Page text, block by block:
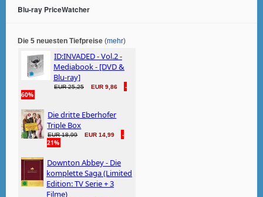
Blu-ray PriceWatcher
Die 5 neuesten Tiefpreise (mehr)